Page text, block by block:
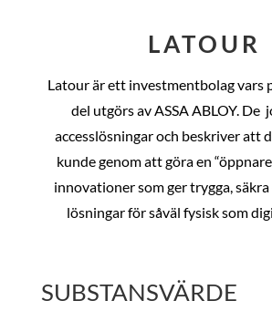
LATOUR
Latour är ett investmentbolag
del utgörs av ASSA ABLOY. De
accesslösningar och beskriver att
kunde genom att göra en
innovationer som ger trygga,
lösningar för såväl fysisk som
SUBSTANSVÄRDE